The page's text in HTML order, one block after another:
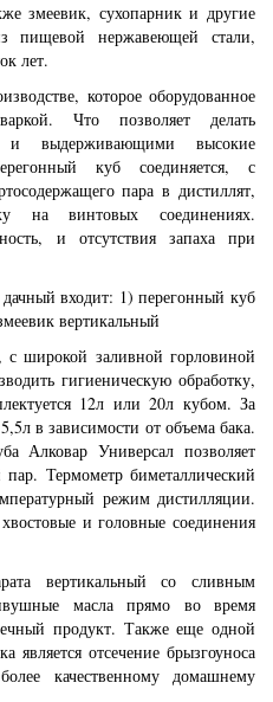
змеевик, сухопарник и другие
пищевой нержавеющей стали,
лет.
которое оборудованное
Что позволяет делать
выдерживающими высокие
куб соединяется, с
пара в дистиллят,
на винтовых соединениях.
и отсутствия запаха при
входит: 1) перегонный куб
вертикальный
широкой заливной горловиной
гигиеническую обработку,
12л или 20л кубом. За
в зависимости от объема бака.
Алковар Универсал позволяет
Термометр биметаллический
режим дистилляции.
и головные соединения
вертикальный со сливным
масла прямо во время
продукт. Также еще одной
является отсечение брызгоуноса
качественному домашнему